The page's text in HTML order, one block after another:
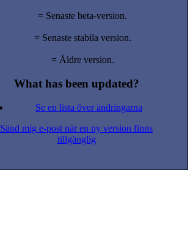
= Senaste beta-version.
= Senaste stabila version.
= Äldre version.
What has been updated?
Se en lista över ändringarna
Sänd mig e-post när en ny version finns
tillgänglig